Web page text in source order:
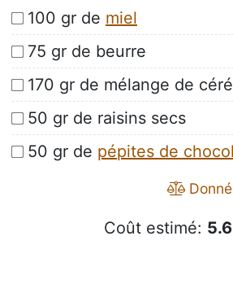
100 gr de miel
75 gr de beurre
170 gr de mélange de
50 gr de raisins secs
50 gr de pépites de
Coût estimé: